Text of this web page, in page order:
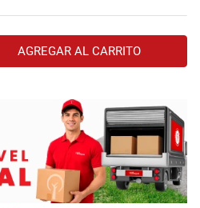
AGREGAR AL CARRITO